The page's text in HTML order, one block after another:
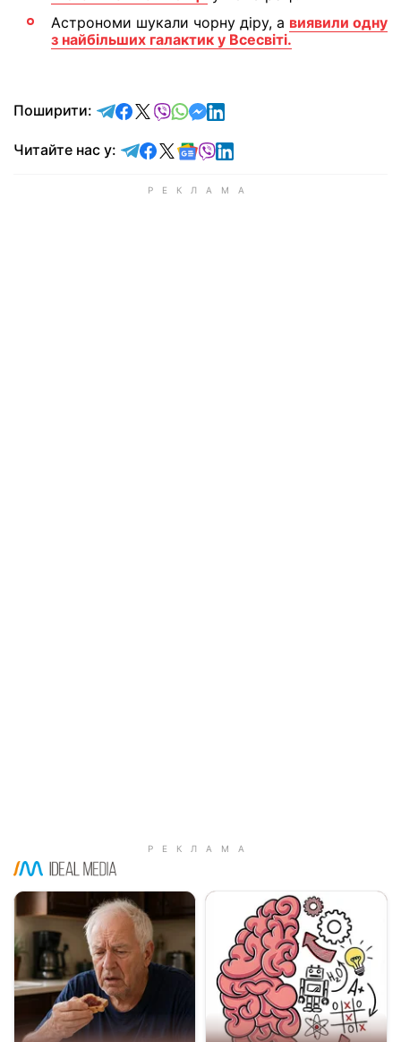
Астрономи шукали чорну діру, а виявили одну
з найбільших галактик у Всесвіті.
Поширити: відправити у Telegram
поділитись у Facebook
поділитись у X
відправити у Viber
відправити у Whatsapp
відправити у Messenger
відправити у LinkedIn
Читайте нас у: Читайте у Telegram
Читайте у Facebook
Читайте у X
Читайте у Google news
Читайте у Viber
Читайте у LinkedIn